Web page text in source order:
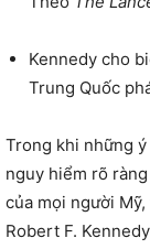
Kennedy cho
Trung Quốc
Trong khi những
nguy hiểm rõ
của mọi người
Robert F.